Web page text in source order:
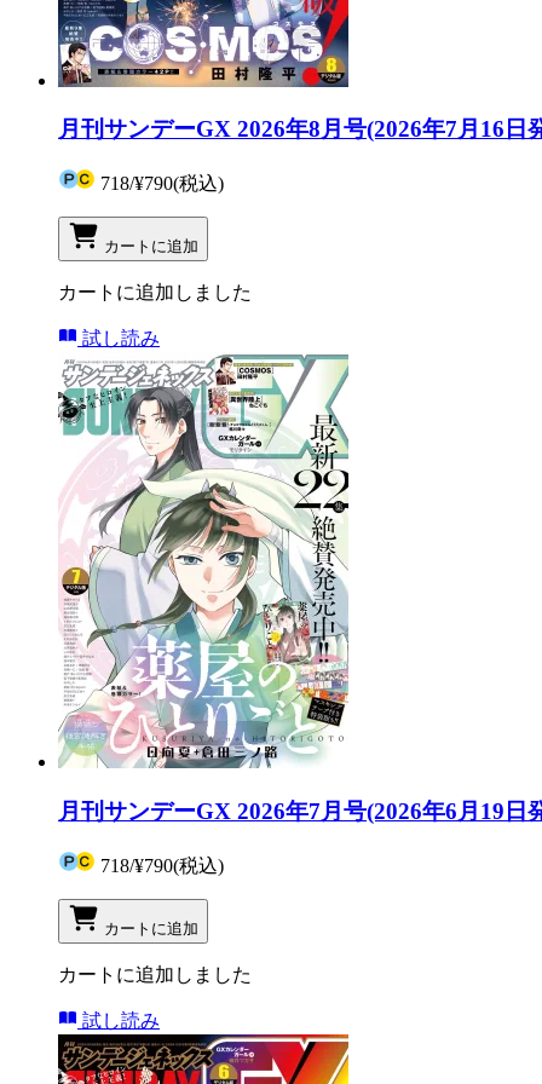
月刊サンデーGX 2026年8月号(2026年7月16日
718/¥790(税込)
カートに追加
カートに追加しました
試し読み
月刊サンデーGX 2026年7月号(2026年6月19日
718/¥790(税込)
カートに追加
カートに追加しました
試し読み